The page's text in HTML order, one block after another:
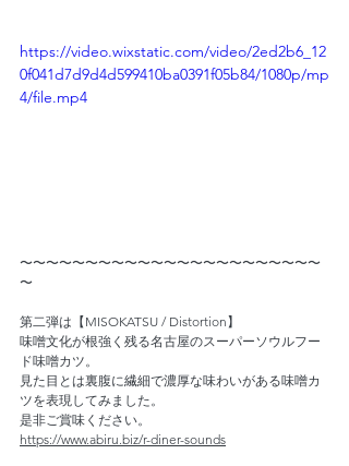
https://video.wixstatic.com/video/2ed2b6_12
0f041d7d9d4d599410ba0391f05b84/1080p/mp
4/file.mp4
〜〜〜〜〜〜〜〜〜〜〜〜〜〜〜〜〜〜〜〜〜〜〜
〜
第二弾は【MISOKATSU / Distortion】
味噌文化が根強く残る名古屋のスーパーソウルフー
ド味噌カツ。
見た目とは裏腹に繊細で濃厚な味わいがある味噌カ
ツを表現してみました。
是非ご賞味ください。
https://www.abiru.biz/r-diner-sounds